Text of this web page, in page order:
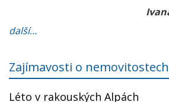
další...
Zajímavosti o
Léto v rakouských Alpách